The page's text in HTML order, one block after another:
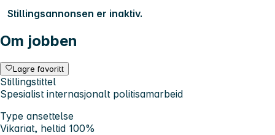
Stillingsannonsen er inaktiv.
Om jobben
Lagre favoritt
Stillingstittel
Spesialist internasjonalt politisamarbeid
Type ansettelse
Vikariat, heltid 100%